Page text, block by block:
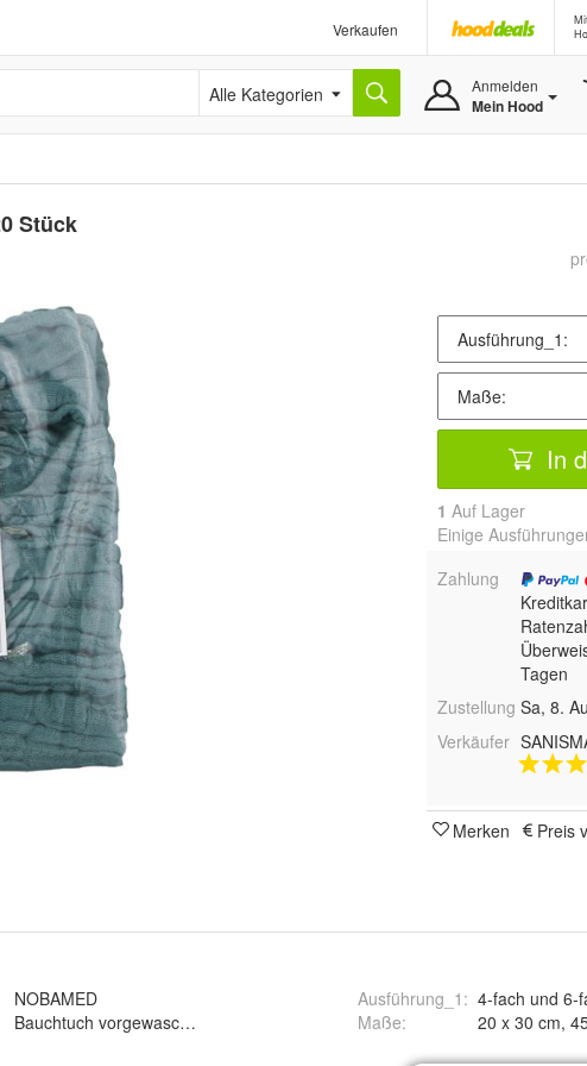
Verkaufen
Alle Kategorien Anmelden
Mein Hood
Stück
In
1 Auf Lager
Einige
Zahlung
Tagen
Zustellung Sa, 8.
Verkäufer
Merken Preis
NOBAMED
Bauchtuch vorgewaschenes, grünes Ba
Ausführung_1 :
4-fach
Maße: